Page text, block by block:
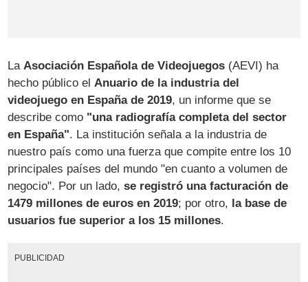
LaAsociación Española de Videojuegos (AEVI) ha
hecho público elAnuario de la industria del
videojuego en España de 2019, un informe que se
describe como "una radiografía completa del sector
en España". La institución señala a la industria de
nuestro país como una fuerza que compite entre los 10
principales países del mundo "en cuanto a volumen de
negocio". Por un lado,se registró una facturación de
1479 millones de euros en 2019; por otro, la base de
usuarios fue superior a los 15 millones.
PUBLICIDAD